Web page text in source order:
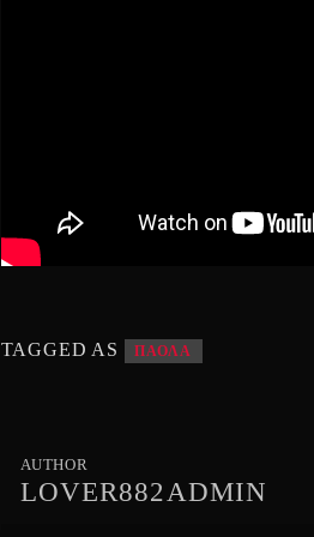
TAGGED AS ΠΑΟΛΑ
AUTHOR
LOVER882ADMIN